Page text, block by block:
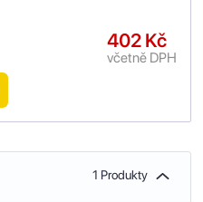
402 Kč
včetně DPH
1 Produkty